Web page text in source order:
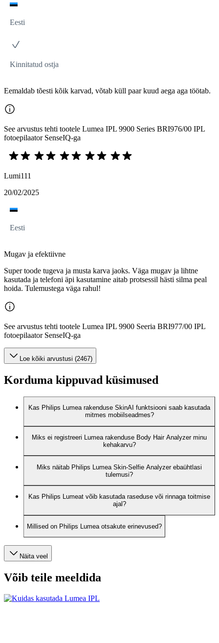
Eesti
Kinnitatud ostja
Eemaldab tõesti kõik karvad, võtab küll paar kuud aega aga töötab.
See arvustus tehti tootele Lumea IPL 9900 Series BRI976/00 IPL
fotoepilaator SenseIQ-ga
Lumi111
20/02/2025
Eesti
Mugav ja efektiivne
Super toode tugeva ja musta karva jaoks. Väga mugav ja lihtne
kasutada ja telefoni äpi kasutamine aitab protsessil hästi silma peal
hoida. Tulemustega väga rahul!
See arvustus tehti tootele Lumea IPL 9900 Seeria BRI977/00 IPL
fotoepilaator SenseIQ-ga
Loe kõiki arvustusi (2467)
Korduma kippuvad küsimused
Kas Philips Lumea rakenduse SkinAI funktsiooni saab kasutada
mitmes mobiilseadmes?
Miks ei registreeri Lumea rakenduse Body Hair Analyzer minu
kehakarvu?
Miks näitab Philips Lumea Skin-Selfie Analyzer ebaühtlasi
tulemusi?
Kas Philips Lumeat võib kasutada raseduse või rinnaga toitmise
ajal?
Millised on Philips Lumea otsakute erinevused?
Näita veel
Võib teile meeldida